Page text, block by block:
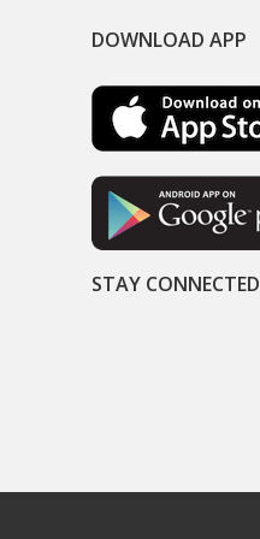
DOWNLOAD APP
STAY CONNECTED